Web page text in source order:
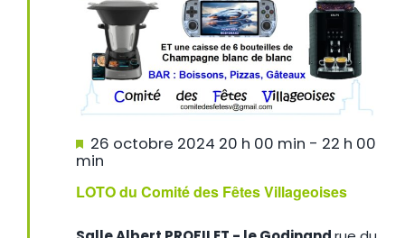
LOTO du Comité des Fêtes Villageoises
Mis
en
26 octobre 2024 20 h 00 min - 22 h 00
min